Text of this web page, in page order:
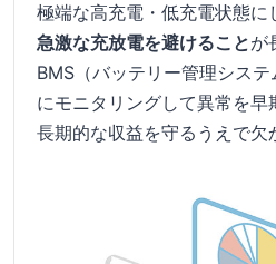
極端な高充電・低充電状態に
急激な充放電を避けることが
BMS（バッテリー管理シス
にモニタリングして異常を早
長期的な収益を守るうえで欠